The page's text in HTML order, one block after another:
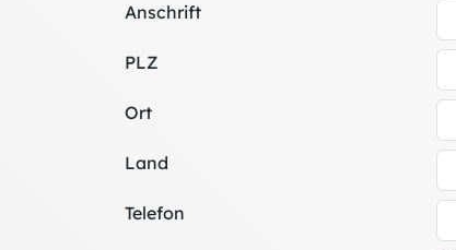
Anschrift
PLZ
Ort
Land
Telefon